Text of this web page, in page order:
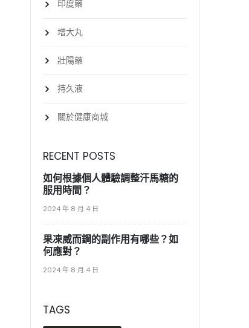
印度藥
增大丸
壯陽藥
持久液
關於健康商城
RECENT POSTS
如何根據個人體驗調整汗馬糖的
服用時間？
2024 年 8 月 4 日
果凍威而鋼的副作用有哪些？如
何應對？
2024 年 8 月 4 日
TAGS